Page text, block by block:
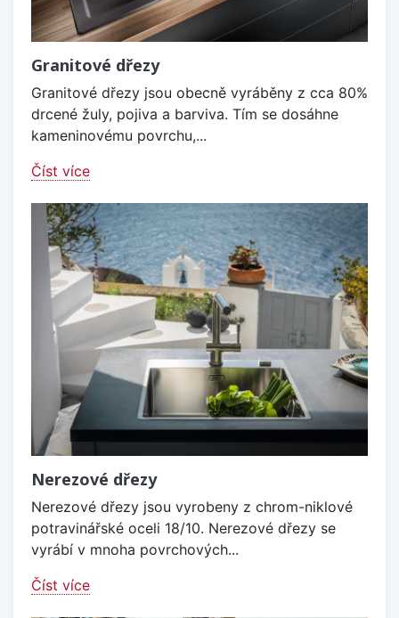
Granitové dřezy
Granitové dřezy jsou obecně vyráběny z cca 80%
drcené žuly, pojiva a barviva. Tím se dosáhne
kameninovému povrchu,...
Číst více
Nerezové dřezy
Nerezové dřezy jsou vyrobeny z chrom-niklové
potravinářské oceli 18/10. Nerezové dřezy se
vyrábí v mnoha povrchových...
Číst více